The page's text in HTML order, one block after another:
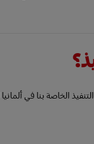
الخاصة بنا في ألمانيا